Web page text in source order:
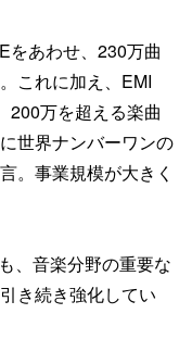
をあわせ、230万曲
これに加え、EMI
200万を超える楽曲
世界ナンバーワンの
。事業規模が大きく
、音楽分野の重要な
き続き強化してい